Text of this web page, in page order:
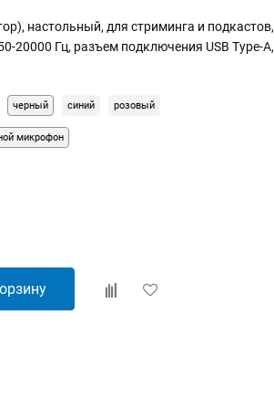
настольный, для стриминга и подкастов,
20000 Гц, разъем подключения USB Type-A,
черный синий розовый
микрофон